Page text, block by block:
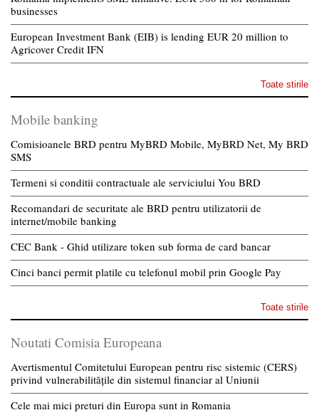
businesses
European Investment Bank (EIB) is lending EUR 20 million to
Agricover Credit IFN
Toate stirile
Mobile banking
Comisioanele BRD pentru MyBRD Mobile, MyBRD Net, My BRD
SMS
Termeni si conditii contractuale ale serviciului You BRD
Recomandari de securitate ale BRD pentru utilizatorii de
internet/mobile banking
CEC Bank - Ghid utilizare token sub forma de card bancar
Cinci banci permit platile cu telefonul mobil prin Google Pay
Toate stirile
Noutati Comisia Europeana
Avertismentul Comitetului European pentru risc sistemic (CERS)
privind vulnerabilitățile din sistemul financiar al Uniunii
Cele mai mici preturi din Europa sunt in Romania